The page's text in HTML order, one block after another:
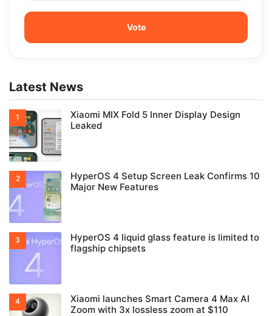
Latest News
Xiaomi MIX Fold 5 Inner Display Design
Leaked
HyperOS 4 Setup Screen Leak Confirms 10
Major New Features
HyperOS 4 liquid glass feature is limited to
flagship chipsets
Xiaomi launches Smart Camera 4 Max AI
Zoom with 3x lossless zoom at $110